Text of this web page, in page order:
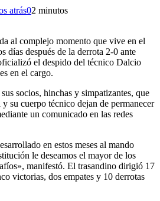
atrás02 minutos
al complejo momento que vive en el
días después de la derrota 2-0 ante
el despido del técnico Dalcio
en el cargo.
socios, hinchas y simpatizantes, que
su cuerpo técnico dejan de permanecer
un comunicado en las redes
en estos meses al mando
le deseamos el mayor de los
manifestó. El trasandino dirigió 17
victorias, dos empates y 10 derrotas